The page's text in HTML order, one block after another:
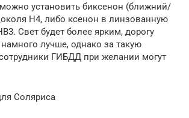
установить биксенон (ближний/
H4, либо ксенон в линзованную
Свет будет более ярким, дорогу
лучше, однако за такую
ГИБДД при желании могут
Соляриса